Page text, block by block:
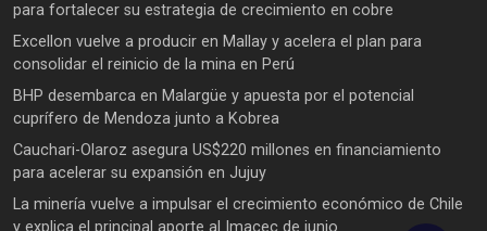
para fortalecer su estrategia de crecimiento en cobre
Excellon vuelve a producir en Mallay y acelera el plan para
consolidar el reinicio de la mina en Perú
BHP desembarca en Malargüe y apuesta por el potencial
cuprífero de Mendoza junto a Kobrea
Cauchari-Olaroz asegura US$220 millones en financiamiento
para acelerar su expansión en Jujuy
La minería vuelve a impulsar el crecimiento económico de Chile